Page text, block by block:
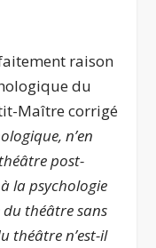
raison
du
Maître corrigé
n’en
post-
la psychologie
théâtre sans
théâtre n’est-il